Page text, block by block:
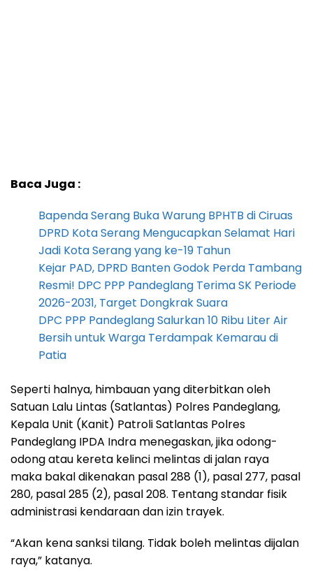
Baca Juga :
Bapenda Serang Buka Warung BPHTB di Ciruas
DPRD Kota Serang Mengucapkan Selamat Hari
Jadi Kota Serang yang ke-19 Tahun
Kejar PAD, DPRD Banten Godok Perda Tambang
Resmi! DPC PPP Pandeglang Terima SK Periode
2026-2031, Target Dongkrak Suara
DPC PPP Pandeglang Salurkan 10 Ribu Liter Air
Bersih untuk Warga Terdampak Kemarau di
Patia
Seperti halnya, himbauan yang diterbitkan oleh
Satuan Lalu Lintas (Satlantas) Polres Pandeglang,
Kepala Unit (Kanit) Patroli Satlantas Polres
Pandeglang IPDA Indra menegaskan, jika odong-
odong atau kereta kelinci melintas di jalan raya
maka bakal dikenakan pasal 288 (1), pasal 277, pasal
280, pasal 285 (2), pasal 208. Tentang standar fisik
administrasi kendaraan dan izin trayek.
“Akan kena sanksi tilang. Tidak boleh melintas dijalan
raya,” katanya.